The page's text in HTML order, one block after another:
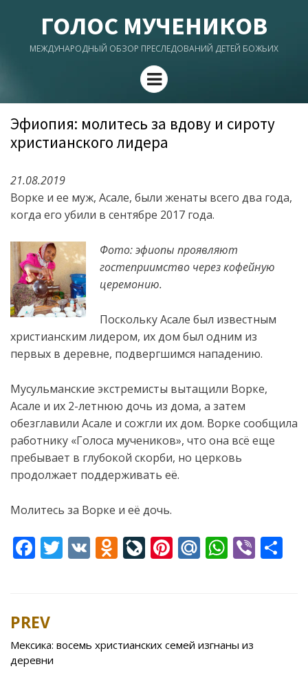
ГОЛОС МУЧЕНИКОВ
МЕЖДУНАРОДНЫЙ ОБЗОР ПРЕСЛЕДОВАНИЙ ДЕТЕЙ БОЖЬИХ
Menu
Эфиопия: молитесь за вдову и сироту
христианского лидера
21.08.2019
Ворке и ее муж, Асале, были женаты всего два года,
когда его убили в сентябре 2017 года.
Фото: эфиопы проявляют
гостеприимство через кофейную
церемонию.
Поскольку Асале был известным
христианским лидером, их дом был одним из
первых в деревне, подвергшимся нападению.
Мусульманские экстремисты вытащили Ворке,
Асале и их 2-летнюю дочь из дома, а затем
обезглавили Асале и сожгли их дом. Ворке сообщила
работнику «Голоса мучеников», что она всё еще
пребывает в глубокой скорби, но церковь
продолжает поддерживать её.
Молитесь за Ворке и её дочь.
F
b
o
o
T V O
kl
as
Li
u
r
Pi
st
M
u
W
A
p
Vi
Post
navigation
PREV
Мексика: восемь христианских семей изгнаны из
деревни